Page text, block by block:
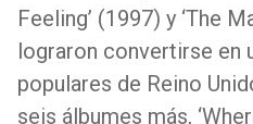
Feeling’ (1997) y ‘The
lograron convertirse en
populares de Reino
seis álbumes más,